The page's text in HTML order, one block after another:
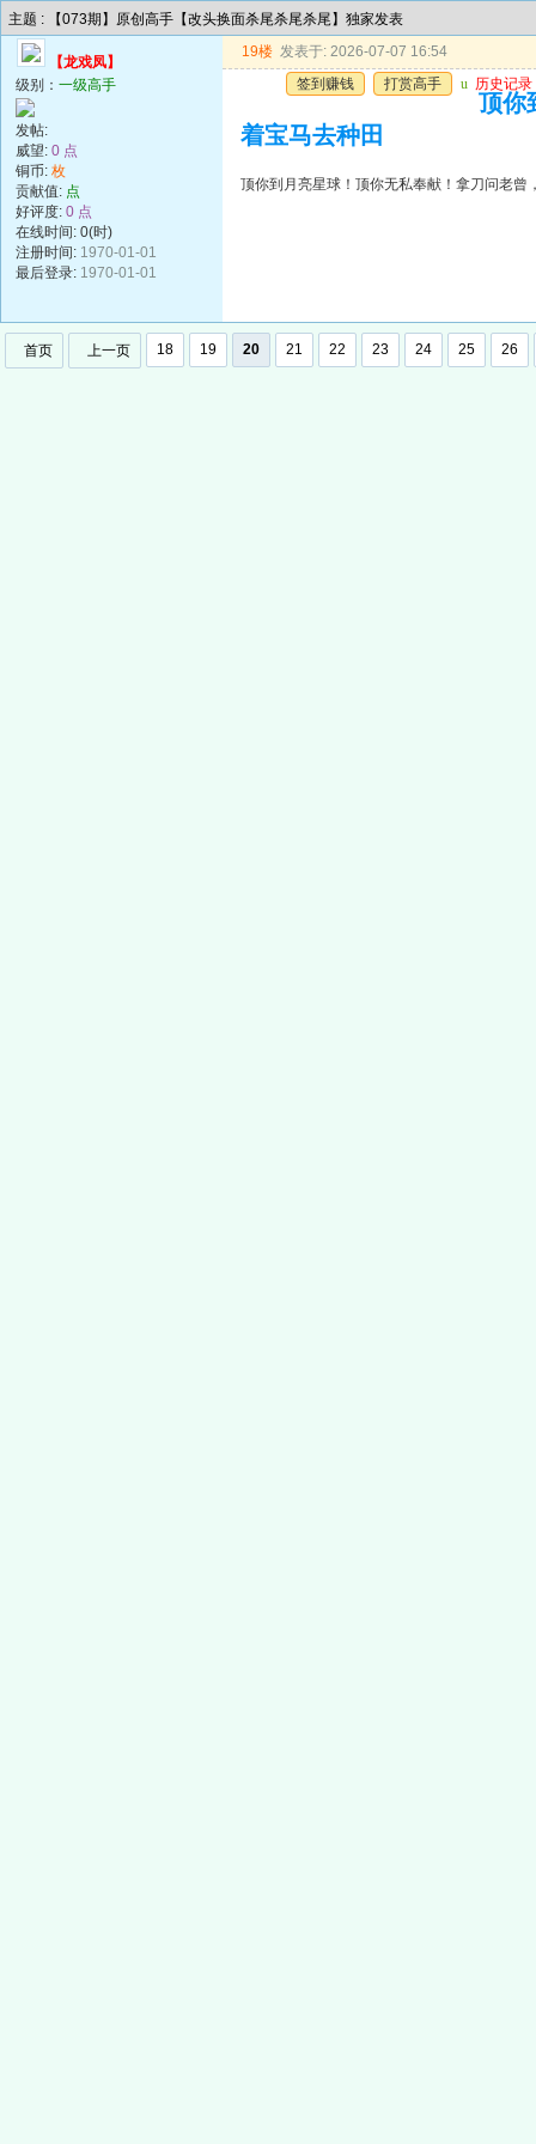
主题 : 【073期】原创高手【改头换面杀尾杀尾杀尾】独家发表
【龙戏凤】
级别： 一级高手
发帖:
威望: 0 点
铜币: 枚
贡献值: 点
好评度: 0 点
在线时间: 0(时)
注册时间: 1970-01-01
最后登录: 1970-01-01
19楼 发表于: 2026-07-07 16:54
签到赚钱
打赏高手 u 历史记录
顶你
着宝马去种田
顶你到月亮星球！顶你无私奉献！拿刀问老曾
首页 上一页 18 19 20 21 22 23 24 25 26